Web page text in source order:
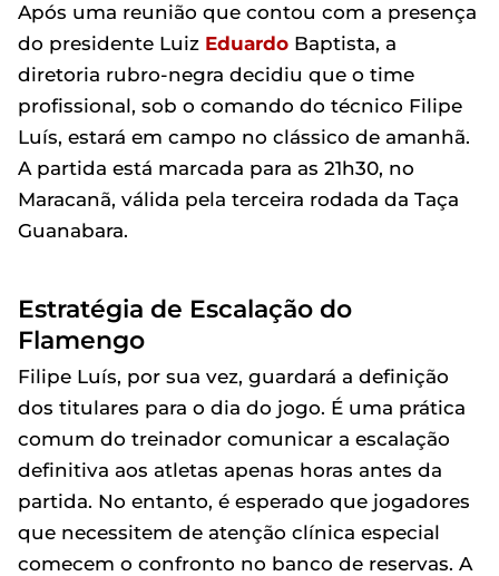
Após uma reunião que contou com a presença
do presidente Luiz Eduardo Baptista, a
diretoria rubro-negra decidiu que o time
profissional, sob o comando do técnico Filipe
Luís, estará em campo no clássico de amanhã.
A partida está marcada para as 21h30, no
Maracanã, válida pela terceira rodada da Taça
Guanabara.
Estratégia de Escalação do
Flamengo
Filipe Luís, por sua vez, guardará a definição
dos titulares para o dia do jogo. É uma prática
comum do treinador comunicar a escalação
definitiva aos atletas apenas horas antes da
partida. No entanto, é esperado que jogadores
que necessitem de atenção clínica especial
comecem o confronto no banco de reservas. A